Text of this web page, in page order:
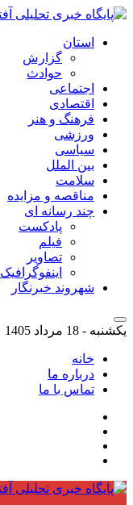
استان
گزارش
حوادث
اجتماعی
اقتصادی
فرهنگ و هنر
ورزشی
سیاسی
بین الملل
سلامت
مناقصه و مزایده
چند رسانه ای
پادکست
فیلم
تصاویر
اینفوگرافیک
شهروند خبرنگار
یکشنبه - 18 مرداد 1405
خانه
درباره ما
تماس با ما